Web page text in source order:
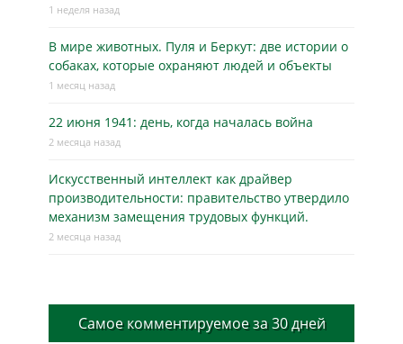
1 неделя назад
В мире животных. Пуля и Беркут: две истории о
собаках, которые охраняют людей и объекты
1 месяц назад
22 июня 1941: день, когда началась война
2 месяца назад
Искусственный интеллект как драйвер
производительности: правительство утвердило
механизм замещения трудовых функций.
2 месяца назад
Самое комментируемое за 30 дней